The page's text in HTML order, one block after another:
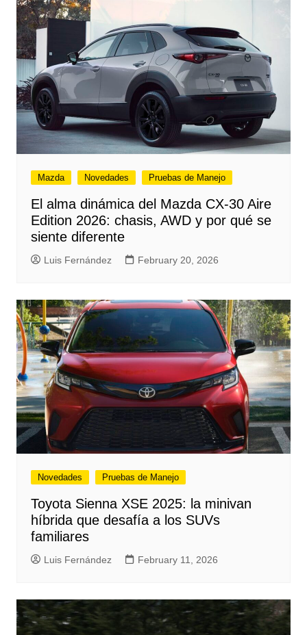
Mazda Novedades Pruebas de Manejo
El alma dinámica del Mazda CX-30 Aire
Edition 2026: chasis, AWD y por qué se
siente diferente
Luis Fernández February 20, 2026
Novedades Pruebas de Manejo
Toyota Sienna XSE 2025: la minivan
híbrida que desafía a los SUVs
familiares
Luis Fernández February 11, 2026